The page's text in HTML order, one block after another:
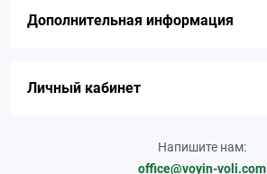
Дополнительная информация
Личный кабинет
Напишите нам:
office@voyin-voli.com